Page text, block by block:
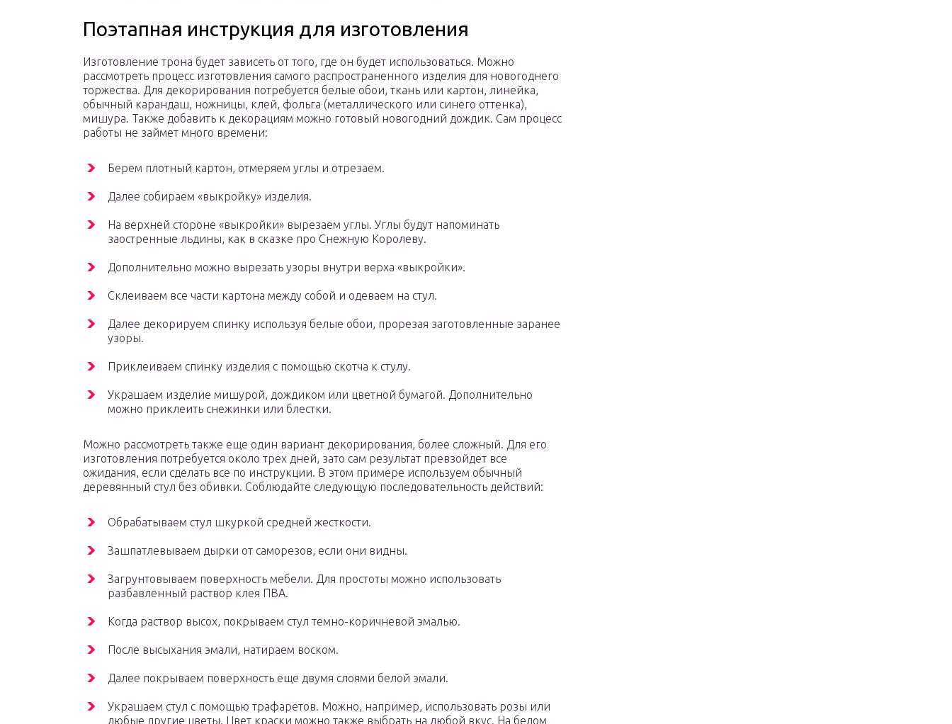
Поэтапная инструкция для изготовления
Изготовление трона будет зависеть от того, где он будет использоваться. Можно
рассмотреть процесс изготовления самого распространенного изделия для новогоднего
торжества. Для декорирования потребуется белые обои, ткань или картон, линейка,
обычный карандаш, ножницы, клей, фольга (металлического или синего оттенка),
мишура. Также добавить к декорациям можно готовый новогодний дождик. Сам процесс
работы не займет много времени:
Берем плотный картон, отмеряем углы и отрезаем.
Далее собираем «выкройку» изделия.
На верхней стороне «выкройки» вырезаем углы. Углы будут напоминать
заостренные льдины, как в сказке про Снежную Королеву.
Дополнительно можно вырезать узоры внутри верха «выкройки».
Склеиваем все части картона между собой и одеваем на стул.
Далее декорируем спинку используя белые обои, прорезая заготовленные заранее
узоры.
Приклеиваем спинку изделия с помощью скотча к стулу.
Украшаем изделие мишурой, дождиком или цветной бумагой. Дополнительно
можно приклеить снежинки или блестки.
Можно рассмотреть также еще один вариант декорирования, более сложный. Для его
изготовления потребуется около трех дней, зато сам результат превзойдет все
ожидания, если сделать все по инструкции. В этом примере используем обычный
деревянный стул без обивки. Соблюдайте следующую последовательность действий:
Обрабатываем стул шкуркой средней жесткости.
Зашпатлевываем дырки от саморезов, если они видны.
Загрунтовываем поверхность мебели. Для простоты можно использовать
разбавленный раствор клея ПВА.
Когда раствор высох, покрываем стул темно-коричневой эмалью.
После высыхания эмали, натираем воском.
Далее покрываем поверхность еще двумя слоями белой эмали.
Украшаем стул с помощью трафаретов. Можно, например, использовать розы или
любые другие цветы. Цвет краски можно также выбрать на любой вкус. На белом